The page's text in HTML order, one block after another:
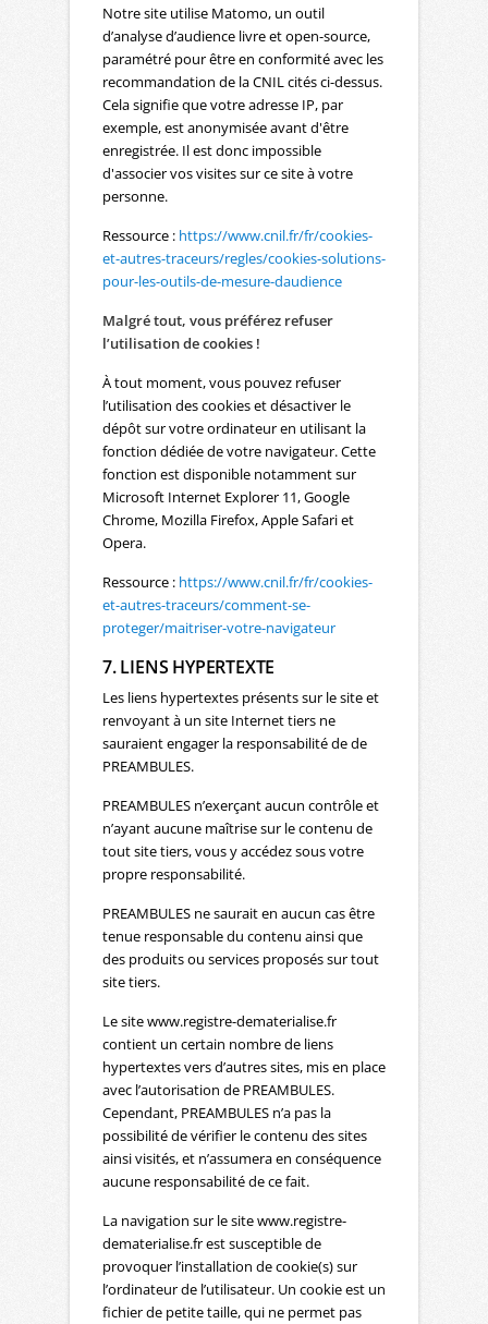
Notre site utilise Matomo, un outil
d’analyse d’audience livre et open-source,
paramétré pour être en conformité avec les
recommandation de la CNIL cités ci-dessus.
Cela signifie que votre adresse IP, par
exemple, est anonymisée avant d'être
enregistrée. Il est donc impossible
d'associer vos visites sur ce site à votre
personne.
Ressource : https://www.cnil.fr/fr/cookies-
et-autres-traceurs/regles/cookies-solutions-
pour-les-outils-de-mesure-daudience
Malgré tout, vous préférez refuser
l’utilisation de cookies !
À tout moment, vous pouvez refuser
l’utilisation des cookies et désactiver le
dépôt sur votre ordinateur en utilisant la
fonction dédiée de votre navigateur. Cette
fonction est disponible notamment sur
Microsoft Internet Explorer 11, Google
Chrome, Mozilla Firefox, Apple Safari et
Opera.
Ressource : https://www.cnil.fr/fr/cookies-
et-autres-traceurs/comment-se-
proteger/maitriser-votre-navigateur
7. LIENS HYPERTEXTE
Les liens hypertextes présents sur le site et
renvoyant à un site Internet tiers ne
sauraient engager la responsabilité de de
PREAMBULES.
PREAMBULES n’exerçant aucun contrôle et
n’ayant aucune maîtrise sur le contenu de
tout site tiers, vous y accédez sous votre
propre responsabilité.
PREAMBULES ne saurait en aucun cas être
tenue responsable du contenu ainsi que
des produits ou services proposés sur tout
site tiers.
Le site www.registre-dematerialise.fr
contient un certain nombre de liens
hypertextes vers d’autres sites, mis en place
avec l’autorisation de PREAMBULES.
Cependant, PREAMBULES n’a pas la
possibilité de vérifier le contenu des sites
ainsi visités, et n’assumera en conséquence
aucune responsabilité de ce fait.
La navigation sur le site www.registre-
dematerialise.fr est susceptible de
provoquer l’installation de cookie(s) sur
l’ordinateur de l’utilisateur. Un cookie est un
fichier de petite taille, qui ne permet pas